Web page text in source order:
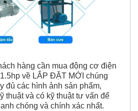
hàng cần mua động cơ điện
về LẮP ĐẶT MỚI chúng
đủ các hình ảnh sản phẩm,
thuật và có kỹ thuật tư vấn để
chóng và chính xác nhất.